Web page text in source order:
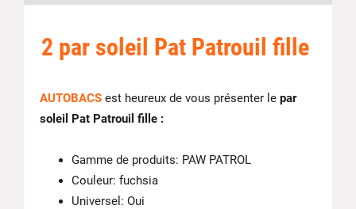
2 par soleil Pat Patrouil fille
AUTOBACS est heureux de vous présenter le par
soleil Pat Patrouil fille :
Gamme de produits: PAW PATROL
Couleur: fuchsia
Universel: Oui